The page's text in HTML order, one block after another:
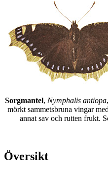
Sorgmantel, Nymphalis antiopa
mörkt sammetsbruna vingar
annat sav och rutten frukt.
Översikt